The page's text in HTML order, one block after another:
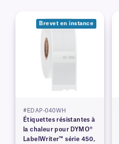
Brevet en instance
#EDAP-040WH
Étiquettes résistantes à
la chaleur pour DYMO®
LabelWriter™ série 450,